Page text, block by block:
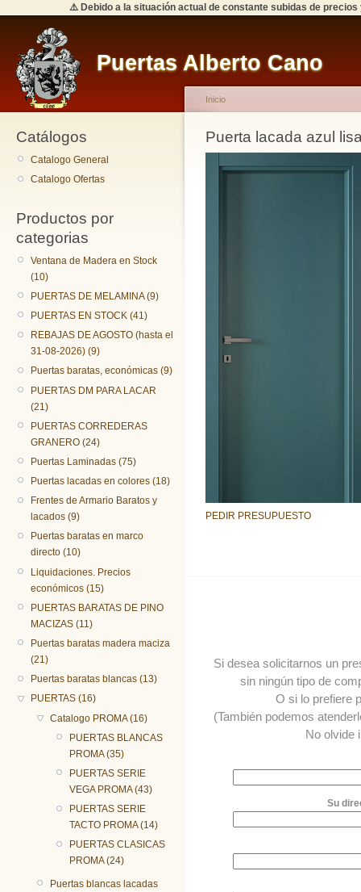
⚠️ Debido a la situación actual de constante subidas de
Puertas Alberto Cano
Catálogos
Catalogo General
Catalogo Ofertas
Productos por
categorias
Ventana de Madera en Stock
(10)
PUERTAS DE MELAMINA (9)
PUERTAS EN STOCK (41)
REBAJAS DE AGOSTO (hasta el
31-08-2026) (9)
Puertas baratas, económicas (9)
PUERTAS DM PARA LACAR
(21)
PUERTAS CORREDERAS
GRANERO (24)
Puertas Laminadas (75)
Puertas lacadas en colores (18)
Frentes de Armario Baratos y
lacados (9)
Puertas baratas en marco
directo (10)
Liquidaciones. Precios
económicos (15)
PUERTAS BARATAS DE PINO
MACIZAS (11)
Puertas baratas madera maciza
(21)
Puertas baratas blancas (13)
PUERTAS (16)
Catalogo PROMA (16)
PUERTAS BLANCAS
PROMA (35)
PUERTAS SERIE
VEGA PROMA (43)
PUERTAS SERIE
TACTO PROMA (14)
PUERTAS CLASICAS
PROMA (24)
Puertas blancas lacadas
Inicio
Puerta lacada azul
PEDIR PRESUPUESTO
Si desea solicitarnos un
sin ningún tipo de
O si lo prefiere
(También podemos
No olvide
Su